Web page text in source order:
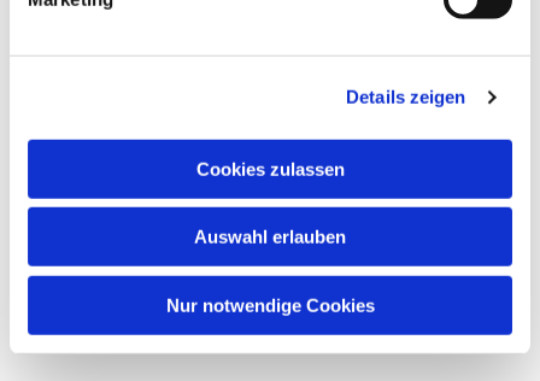
Details zeigen
Cookies zulassen
Auswahl erlauben
Nur notwendige Cookies